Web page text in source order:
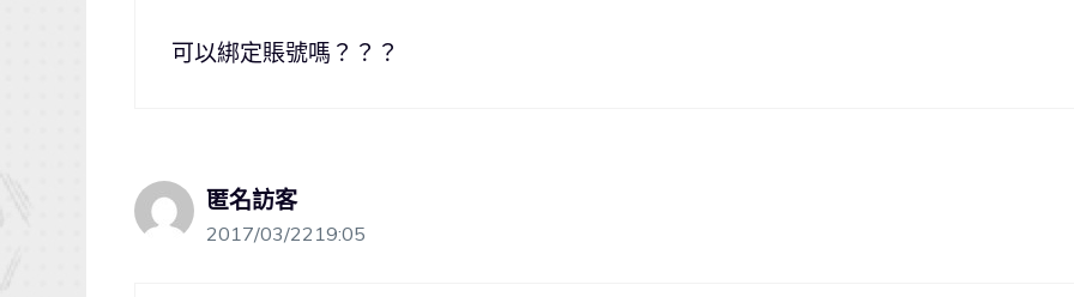
可以綁定賬號嗎？？？
匿名訪客
2017/03/2219:05